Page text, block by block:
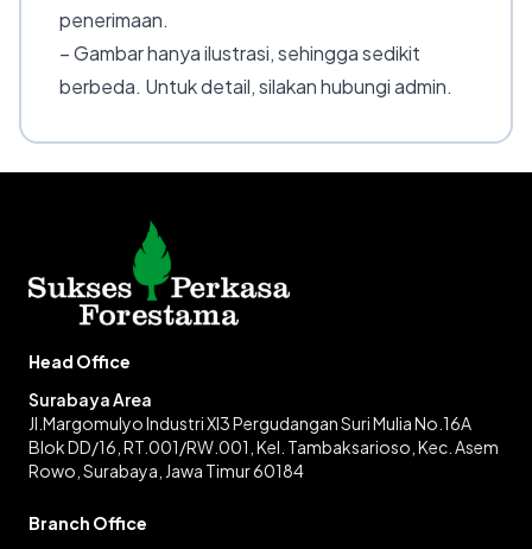
penerimaan.
– Gambar hanya ilustrasi, sehingga sedikit
berbeda. Untuk detail, silakan hubungi admin.
Head Office
Surabaya Area
Jl.Margomulyo Industri XI3 Pergudangan Suri Mulia No.16A
Blok DD/16, RT.001/RW.001, Kel. Tambaksarioso, Kec. Asem
Rowo, Surabaya, Jawa Timur 60184
Branch Office